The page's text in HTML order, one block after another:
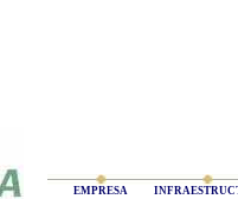
EMPRESA